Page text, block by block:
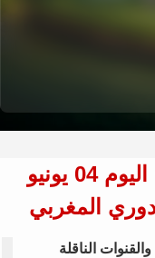
نتيجة مباراة اغادير والفتح اليوم 04 يونيو
الناقلة